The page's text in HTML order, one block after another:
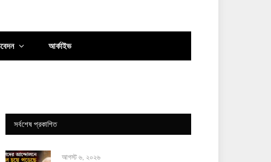
আর্কাইভ
সর্বশেষ প্রকাশিত
আগস্ট ৬, ২০২৬